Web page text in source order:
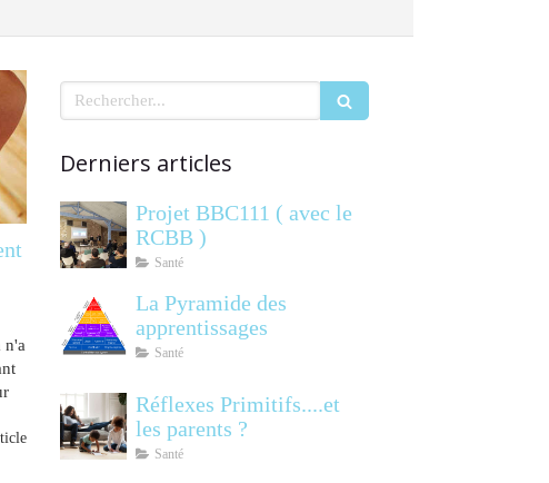
n'a
Rechercher
Derniers articles
Projet BBC111 ( avec le
RCBB )
Santé
La Pyramide des
apprentissages
Santé
Réflexes Primitifs....et
les parents ?
Santé